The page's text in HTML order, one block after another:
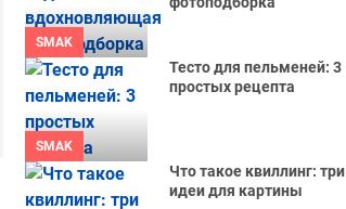
SMAK
SMAK
Тесто для пельменей: 3
простых рецепта
Что такое квиллинг: три
идеи для картины